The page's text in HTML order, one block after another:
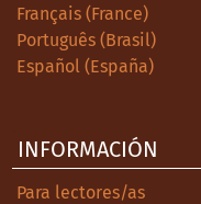
Français (France)
Português (Brasil)
Español (España)
INFORMACIÓN
Para lectores/as